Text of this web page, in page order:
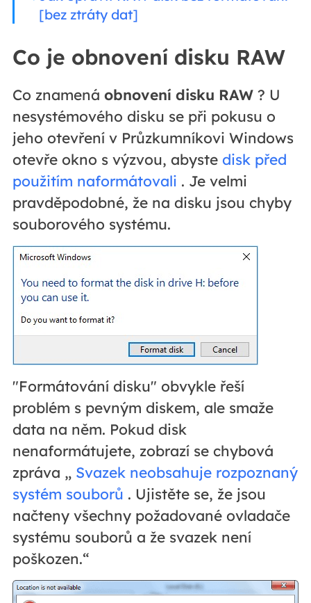
[bez ztráty dat]
Co je obnovení disku RAW
Co znamená obnovení disku RAW? U
nesystémového disku se při pokusu o
jeho otevření v Průzkumníkovi Windows
otevře okno s výzvou, abyste disk před
použitím naformátovali . Je velmi
pravděpodobné, že na disku jsou chyby
souborového systému.
"Formátování disku" obvykle řeší
problém s pevným diskem, ale smaže
data na něm. Pokud disk
nenaformátujete, zobrazí se chybová
zpráva „ Svazek neobsahuje rozpoznaný
systém souborů . Ujistěte se, že jsou
načteny všechny požadované ovladače
systému souborů a že svazek není
poškozen.“